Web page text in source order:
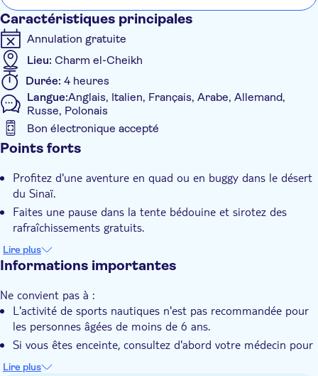
experience but very busy and when my child is going out in
Open sea I expect safety. An ill fitted jacket is more
dangerous than not having one.
Caractéristiques principales
Annulation gratuite
Lieu: Charm el-Cheikh
Durée: 4 heures
Langue:Anglais, Italien, Français, Arabe, Allemand,
Russe, Polonais
Bon électronique accepté
Caractéristiques supplémentaires
Entrée incluse
Visite guidée
Touche locale
Bon numérique
Pick-up à l'hôtel
Transport inclus
Points forts
Profitez d'une aventure en quad ou en buggy dans le désert
du Sinaï.
Faites une pause dans la tente bédouine et sirotez des
rafraîchissements gratuits.
Amusez-vous dans le désert tout en admirant la vue
pittoresque.
Lire plus
Informations importantes
Ne convient pas à :
L'activité de sports nautiques n'est pas recommandée pour
les personnes âgées de moins de 6 ans.
Si vous êtes enceinte, consultez d'abord votre médecin pour
savoir si vous pouvez participer à cette activité.
Lire plus